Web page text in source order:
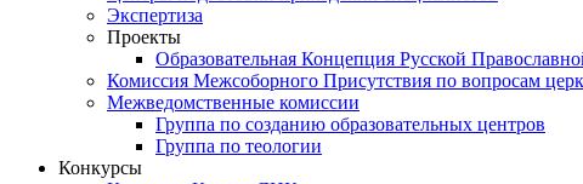
Экспертиза
Проекты
Образовательная Концепция Русской
Комиссия Межсоборного Присутствия по вопросам
Межведомственные комиссии
Группа по созданию образовательных центров
Группа по теологии
Конкурсы